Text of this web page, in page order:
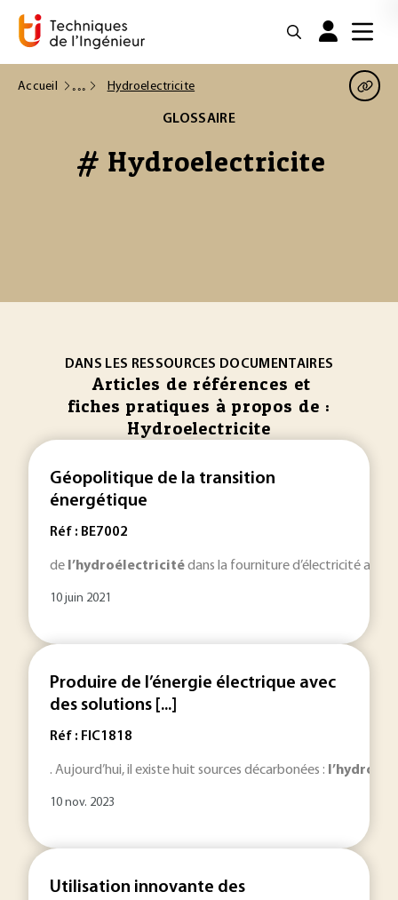
Accueil Hydroelectricite
GLOSSAIRE
# Hydroelectricite
DANS LES RESSOURCES DOCUMENTAIRES
Articles de références et
fiches pratiques à propos de :
Hydroelectricite
Géopolitique de la transition
énergétique
Réf : BE7002
de l’hydroélectricitédans la fourniture d’électricité au
10 juin 2021
Produire de l’énergie électrique avec
des solutions [...]
Réf : FIC1818
. Aujourd’hui, il existe huit sources décarbonées :
10 nov. 2023
Utilisation innovante des